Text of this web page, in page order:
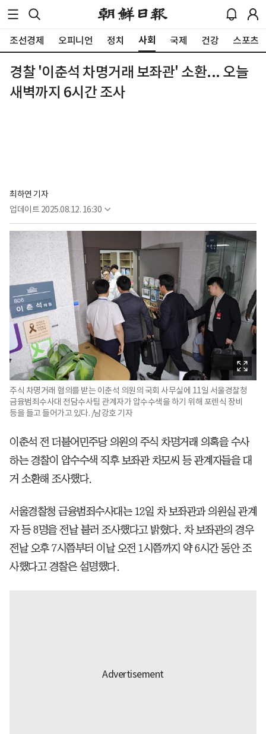
조선경제 오피니언 정치 사회 국제 건강 스포츠
경찰 '이춘석 차명거래 보좌관' 소환... 오늘
새벽까지 6시간 조사
최하연 기자
업데이트 2025.08.12. 16:30
주식 차명거래 혐의를 받는 이춘석 의원의 국회 사무실에 11일 서울경찰청
금융범죄수사대 전담수사팀 관계자가 압수수색을 하기 위해 포렌식 장비
등을 들고 들어가고 있다. /남강호 기자
이춘석 전 더불어민주당 의원의 주식 차명거래 의혹을 수사
하는 경찰이 압수수색 직후 보좌관 차모씨 등 관계자들을 대
거 소환해 조사했다.
서울경찰청 금융범죄수사대는 12일 차 보좌관과 의원실 관계
자 등 8명을 전날 불러 조사했다고 밝혔다. 차 보좌관의 경우
전날 오후 7시쯤부터 이날 오전 1시쯤까지 약 6시간 동안 조
사했다고 경찰은 설명했다.